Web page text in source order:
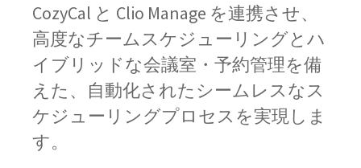
CozyCal と Clio Manage を連携させ、
高度なチームスケジューリングとハ
イブリッドな会議室・予約管理を備
えた、自動化されたシームレスなス
ケジューリングプロセスを実現しま
す。